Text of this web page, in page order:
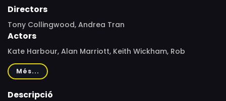
Directors
Tony Collingwood, Andrea Tran
Actors
Kate Harbour, Alan Marriott, Keith Wickham, Rob
Rackstraw, Martin Hyder
Més...
Descripció